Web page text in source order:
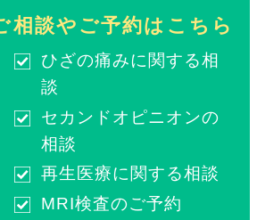
相談やご予約はこちら
ひざの痛みに関する相
談
セカンドオピニオンの
相談
再生医療に関する相談
MRI検査のご予約